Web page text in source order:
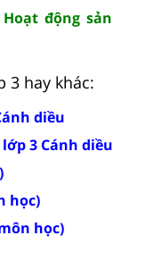
động sản
3 hay khác:
diều
3 Cánh diều
học)
học)